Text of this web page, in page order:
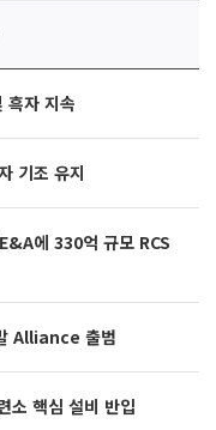
흑자 지속
기조 유지
에 330억 규모 RCS
Alliance 출범
소 핵심 설비 반입